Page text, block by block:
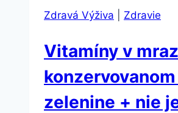
Zdravá Výživa Zdravie
Vitamíny v
zelenine + nie